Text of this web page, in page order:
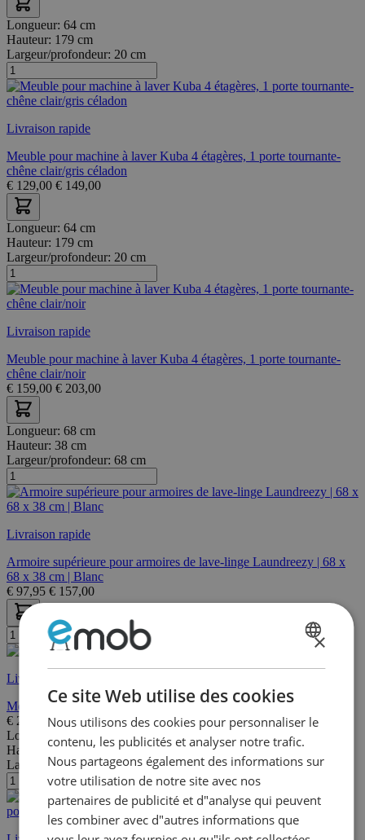
Longueur: 64 cm
Hauteur: 179 cm
Largeur/profondeur: 20 cm
Livraison rapide
Meuble pour machine à laver Kuba 4 étagères, 1 porte tournante-
chêne clair/gris céladon
€ 129,00 € 149,00
Longueur: 64 cm
Hauteur: 179 cm
Largeur/profondeur: 20 cm
Livraison rapide
Meuble pour machine à laver Kuba 4 étagères, 1 porte tournante-
chêne clair/noir
€ 159,00 € 203,00
Longueur: 68 cm
Hauteur: 38 cm
Largeur/profondeur: 68 cm
Livraison rapide
Armoire supérieure pour armoires de lave-linge Laundreezy | 68 x
68 x 38 cm | Blanc
€ 97,95 € 157,00
Livraison rapide
Meuble de rangement Linea - 50x67x142cm - 2 portes - blanc
€ 299,00 €368,00
Longueur:
66 cm
Hauteur:58 cm
Largeur/profondeur:67 cm
×
Ce site Web utilise des cookies
Nous utilisons des cookies pour personnaliser le
contenu, les publicités et analyser notre trafic.
Nous partageons également des informations sur
votre utilisation de notre site avec nos
partenaires de publicité et d"analyse qui peuvent
les combiner avec d"autres informations que